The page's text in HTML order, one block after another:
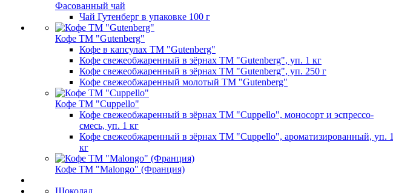
Фасованный чай
Чай Гутенберг в упаковке 100 г
Кофе ТМ "Gutenberg"
Кофе в капсулах ТМ "Gutenberg"
Кофе свежеобжаренный в зёрнах ТМ "Gutenberg", уп. 1 кг
Кофе свежеобжаренный в зёрнах ТМ "Gutenberg", уп. 250 г
Кофе свежеобжаренный молотый ТМ "Gutenberg"
Кофе ТМ "Cuppello"
Кофе свежеобжаренный в зёрнах ТМ "Cuppello", моносорт и эспрессо-
смесь, уп. 1 кг
Кофе свежеобжаренный в зёрнах ТМ "Cuppello", ароматизированный, уп. 1
кг
Кофе ТМ "Malongo" (Франция)
Шоколад